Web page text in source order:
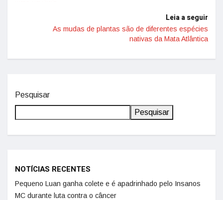
Leia a seguir
As mudas de plantas são de diferentes espécies
nativas da Mata Atlântica
Pesquisar
Pesquisar
NOTÍCIAS RECENTES
Pequeno Luan ganha colete e é apadrinhado pelo Insanos
MC durante luta contra o câncer